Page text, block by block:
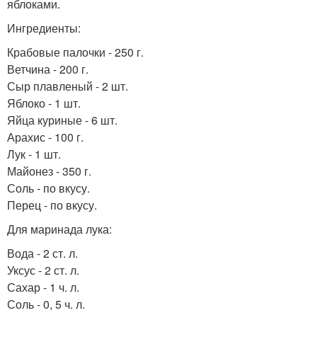
яблоками.
Ингредиенты:
Крабовые палочки - 250 г.
Ветчина - 200 г.
Сыр плавленый - 2 шт.
Яблоко - 1 шт.
Яйца куриные - 6 шт.
Арахис - 100 г.
Лук - 1 шт.
Майонез - 350 г.
Соль - по вкусу.
Перец - по вкусу.
Для маринада лука:
Вода - 2 ст. л.
Уксус - 2 ст. л.
Сахар - 1 ч. л.
Соль - 0, 5 ч. л.